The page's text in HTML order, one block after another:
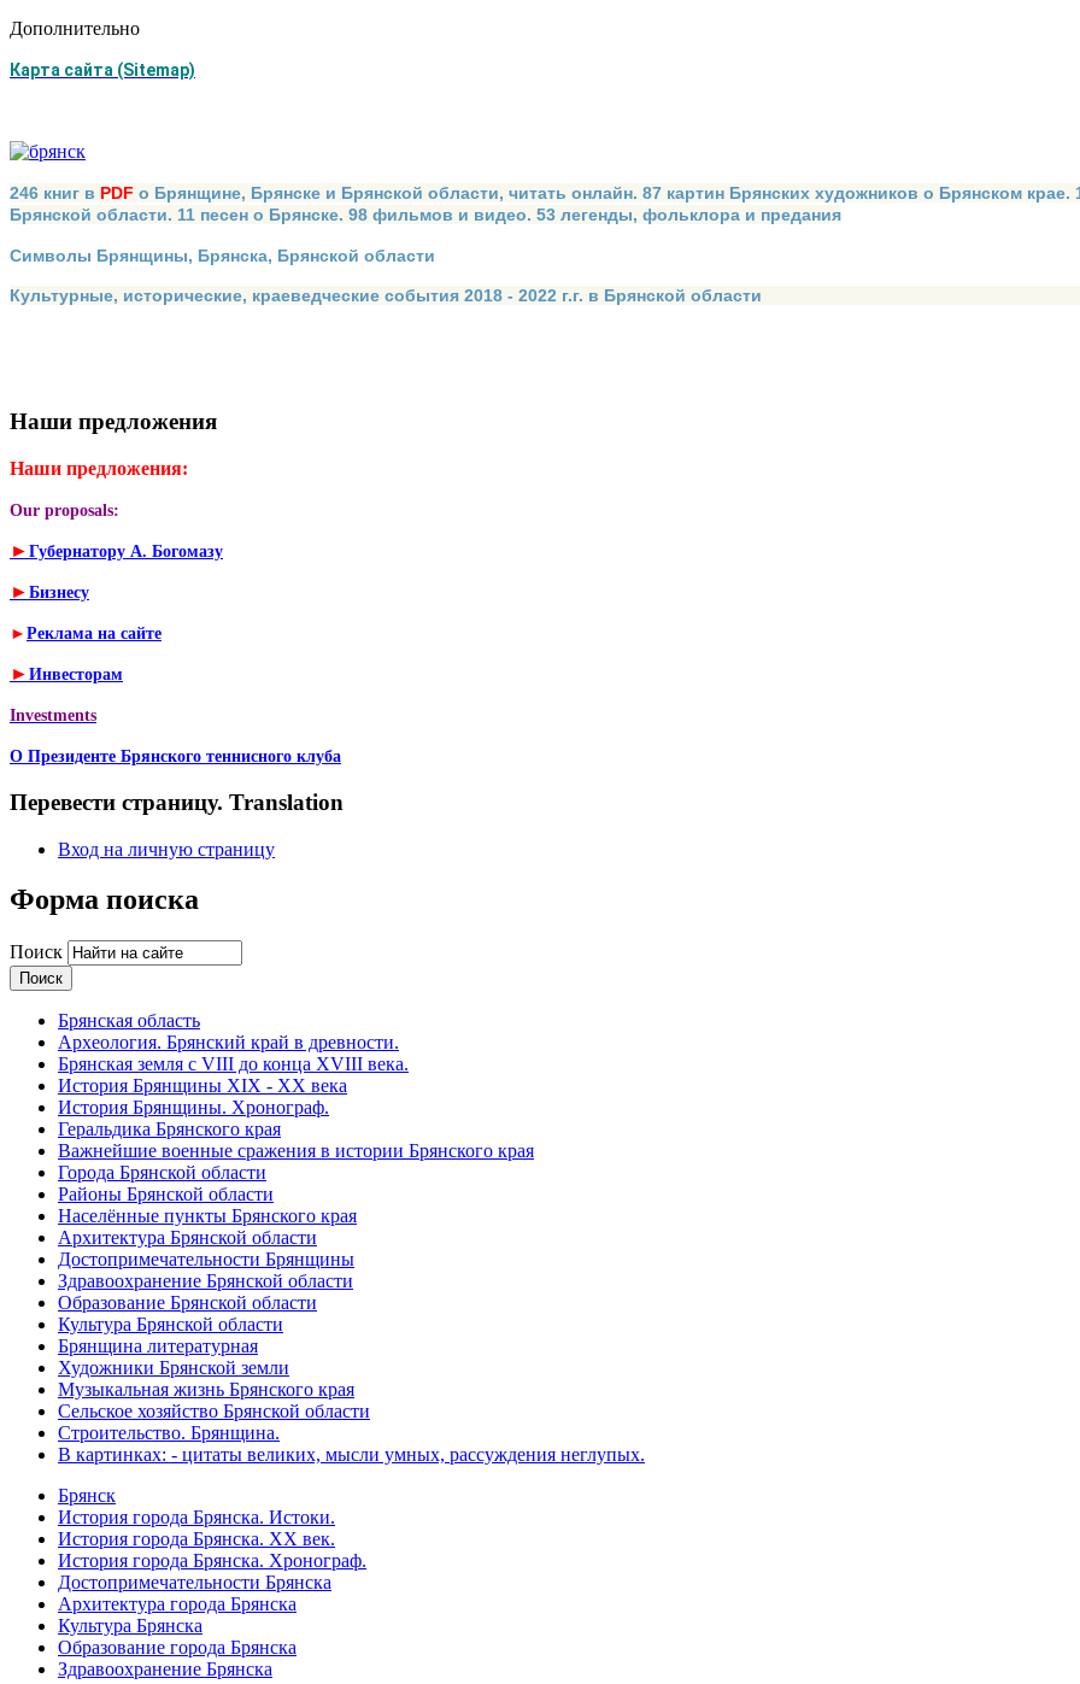
Дополнительно
Карта сайта (Sitemap)
246 книг в PDF о Брянщине, Брянске и Брянской области, читать онлайн. 87 картин Брянских художников о Брянском
Брянской области. 11 песен о Брянске. 98 фильмов и видео. 53 легенды, фольклора и предания
Символы Брянщины, Брянска, Брянской области
Культурные, исторические, краеведческие события 2018 - 2022 г.г. в Брянской области
Наши предложения
Наши предложения:
Our proposals:
► Губернатору А. Богомазу
► Бизнесу
► Реклама на сайте
► Инвесторам
Investments
О Президенте Брянского теннисного клуба
Перевести страницу. Translation
Вход на личную страницу
Форма поиска
Поиск
Брянская область
Археология. Брянский край в древности.
Брянская земля с VIII до конца XVIII века.
История Брянщины XIX - XX века
История Брянщины. Хронограф.
Геральдика Брянского края
Важнейшие военные сражения в истории Брянского края
Города Брянской области
Районы Брянской области
Населённые пункты Брянского края
Архитектура Брянской области
Достопримечательности Брянщины
Здравоохранение Брянской области
Образование Брянской области
Культура Брянской области
Брянщина литературная
Художники Брянской земли
Музыкальная жизнь Брянского края
Сельское хозяйство Брянской области
Строительство. Брянщина.
В картинках: - цитаты великих, мысли умных, рассуждения неглупых.
Брянск
История города Брянска. Истоки.
История города Брянска. XX век.
История города Брянска. Хронограф.
Достопримечательности Брянска
Архитектура города Брянска
Культура Брянска
Образование города Брянска
Здравоохранение Брянска